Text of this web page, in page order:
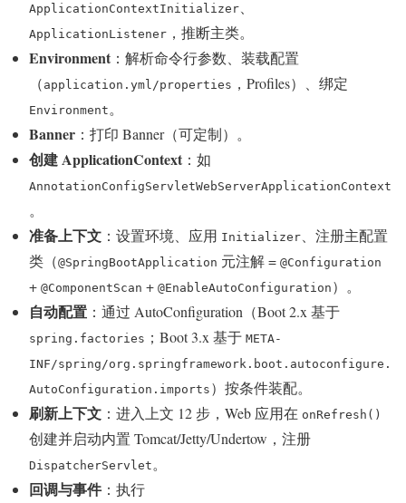
ApplicationContextInitializer
ApplicationListener ，推断主类。
Environment ：解析命令行参数、装载配置
（ application.yml/properties ，Profiles）、绑定
Environment 。
Banner ：打印 Banner（可定制）。
创建 ApplicationContext ：如
AnnotationConfigServletWebServerApplicationContext
。
准备上下文 ：设置环境、应用 Initializer
、注册主配置
类（@SpringBootApplication 元注解 = @Configuration
+ @ComponentScan + @EnableAutoConfiguration ）。
自动配置 ：通过 AutoConfiguration（Boot 2.x 基于
spring.factories ；Boot 3.x 基于 META-
INF/spring/org.springframework.boot.autoconfigure.
AutoConfiguration.imports ）按条件装配。
刷新上下文 ：进入上文 12 步，Web 应用在 onRefresh()
创建并启动内置 Tomcat/Jetty/Undertow，注册
DispatcherServlet 。
回调与事件：执行